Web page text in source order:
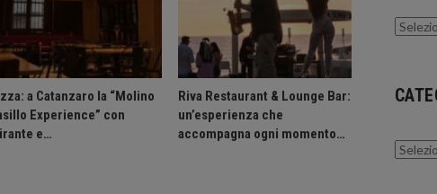
a Catanzaro la “Molino
Experience” con
e…
Riva Restaurant & Lounge Bar:
un’esperienza che
accompagna ogni momento…
Archivi